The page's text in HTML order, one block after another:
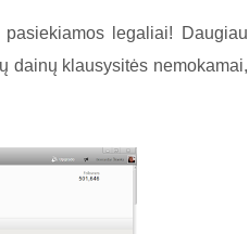
legaliai! Daugiau
dainų klausysitės nemokamai,